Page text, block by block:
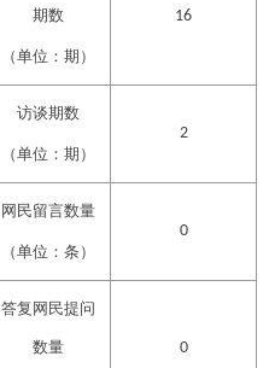
期数
（单位：期）
16
访谈期数
（单位：期）
2
网民留言数量
（单位：条）
0
答复网民提问
数量 0